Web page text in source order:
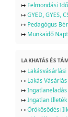
↦ Felmondási
↦GYED, GYES,
↦ Pedagógus
↦ Munkaidő
LAKHATÁS ÉS
↦
↦ Lakás
↦
↦Ingatlan
↦Örökösödési